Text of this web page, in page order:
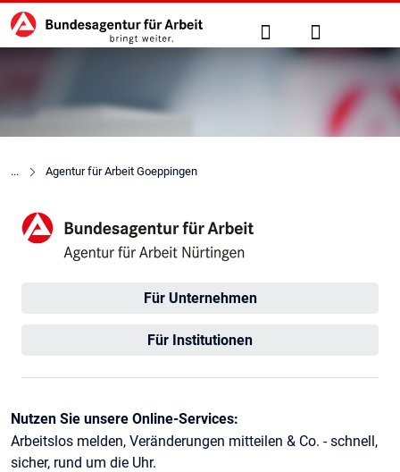
zu den Hauptinhalten springen
Hauptnavigation Suche Anmelden
Agentur für Arbeit Goeppingen
Agentur für Arbeit Nürtingen
Für Unternehmen
Für Institutionen
Kontaktinformationen
Nutzen Sie unsere Online-Services:
Arbeitslos melden, Veränderungen mitteilen & Co. - schnell,
sicher, rund um die Uhr.